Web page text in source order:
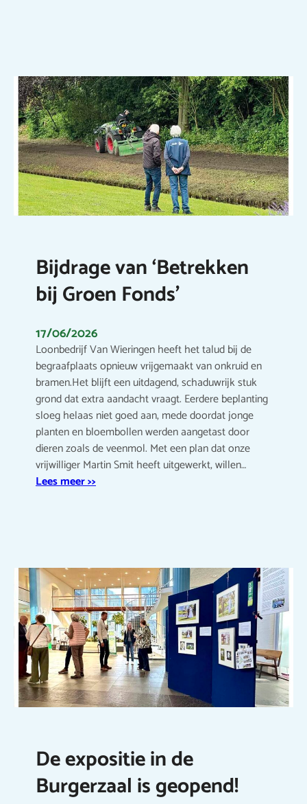
Bijdrage van ‘Betrekken
bij Groen Fonds’
17/06/2026
Loonbedrijf Van Wieringen heeft het talud bij de
begraafplaats opnieuw vrijgemaakt van onkruid en
bramen.Het blijft een uitdagend, schaduwrijk stuk
grond dat extra aandacht vraagt. Eerdere beplanting
sloeg helaas niet goed aan, mede doordat jonge
planten en bloembollen werden aangetast door
dieren zoals de veenmol. Met een plan dat onze
vrijwilliger Martin Smit heeft uitgewerkt, willen…
Lees meer >>
De expositie in de
Burgerzaal is geopend!